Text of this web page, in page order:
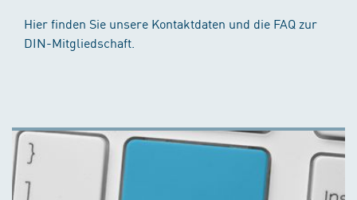
Hier finden Sie unsere Kontaktdaten und die FAQ zur
DIN-Mitgliedschaft.